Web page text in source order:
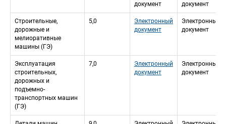
документ
документ
Строительные,
дорожные и
мелиоративные
машины (ГЭ)
5,0
Электронный
документ
Электронный
документ
Эксплуатация
строительных,
дорожных и
подъемно-
транспортных машин
(ГЭ)
7,0
Электронный
документ
Электронный
документ